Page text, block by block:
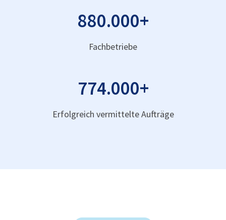
880.000+
Fachbetriebe
774.000+
Erfolgreich vermittelte Aufträge